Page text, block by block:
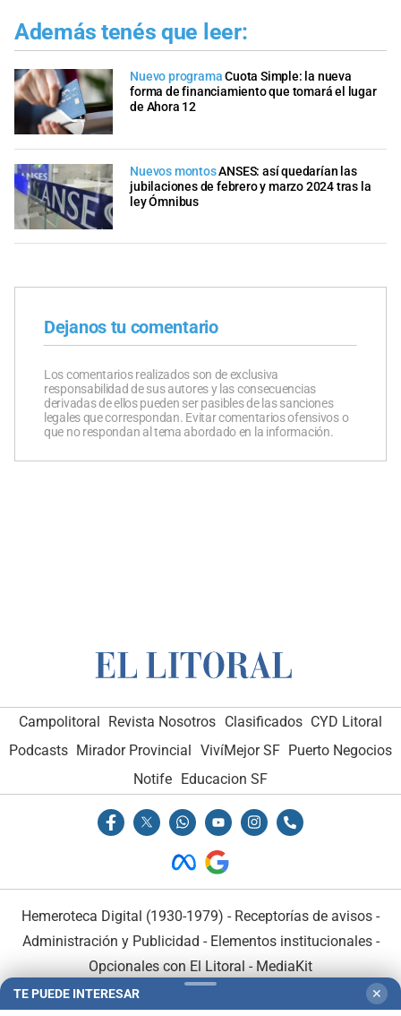
Además tenés que leer:
Nuevo programaCuota Simple: la nueva
forma de financiamiento que tomará el lugar
de Ahora 12
Nuevos montosANSES: así quedarían las
jubilaciones de febrero y marzo 2024 tras la
ley Ómnibus
Dejanos tu comentario
Los comentarios realizados son de exclusiva
responsabilidad de sus autores y las consecuencias
derivadas de ellos pueden ser pasibles de las sanciones
legales que correspondan. Evitar comentarios ofensivos o
que no respondan al tema abordado en la información.
Campolitoral Revista Nosotros Clasificados CYD Litoral
Podcasts Mirador Provincial VivíMejor SF Puerto Negocios
Notife Educacion SF
Hemeroteca Digital (1930-1979) - Receptorías de avisos -
Administración y Publicidad - Elementos institucionales-
Opcionales con El Litoral - MediaKit
TE PUEDE INTERESAR ✕